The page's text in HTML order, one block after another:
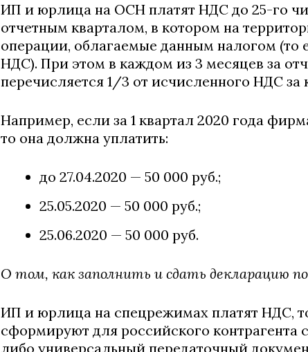
ИП и юрлица на ОСН платят НДС до 25-го
отчетным кварталом, в котором на
операции, облагаемые данным налогом (то
НДС). При этом в каждом из 3 месяцев за
перечисляется 1/3 от исчисленного НДС за
Например, если за 1 квартал 2020 года
то она должна уплатить:
до 27.04.2020 — 50 000 руб.;
25.05.2020 — 50 000 руб.;
25.06.2020 — 50 000 руб.
О том, как заполнить и сдать декларацию
ИП и юрлица на спецрежимах платят НДС,
сформируют для российского
либо универсальный передаточный